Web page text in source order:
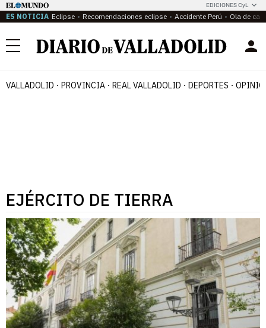
EDICIONES CyL
ES NOTICIA Eclipse Recomendaciones eclipse Accidente Perú Ola de
Menú
VALLADOLID PROVINCIA REAL VALLADOLID DEPORTES
EJÉRCITO DE TIERRA